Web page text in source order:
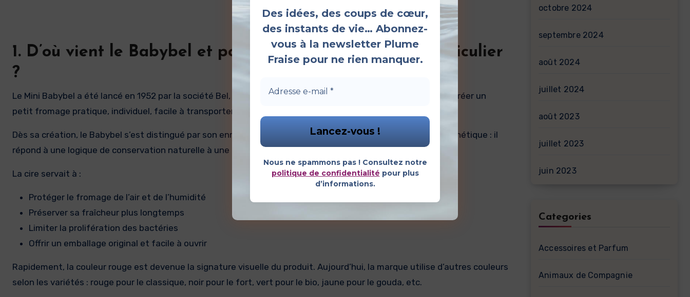
1. D’où vient le Babybel et pourquoi cet emballage si particulier
?
Le Mini Babybel a été lancé en 1952 par la société Bel, déjà connue pour La Vache qui rit. L’idée était simple : créer un
petit fromage pratique, individuel, facile à transporter et à conserver sans perdre en goût ni en texture.
Dès sa création, le Babybel s’est distingué par son enrobage en cire colorée. Ce choix n’est pas purement esthétique : il
répond à une logique de conservation naturelle à une époque où les emballages plastiques étaient rares.
La cire servait à :
Protéger le fromage de l’air et de l’humidité
Préserver sa fraîcheur plus longtemps
Limiter la prolifération des bactéries
Offrir un emballage original et facile à ouvrir
Rapidement, la couleur rouge est devenue la signature visuelle du produit. Aujourd’hui, la marque utilise d’autres couleurs
selon les variétés : rouge pour le classique, noir pour le fort, vert pour le bio, jaune pour le gouda, etc.
Des idées, des coups de cœur,
des instants de vie… Abonnez-
vous à la newsletter Plume
Fraise pour ne rien manquer.
Nous ne spammons pas ! Consultez notre
politique de confidentialité pour plus
d’informations.
octobre 2024
septembre 2024
août 2024
juillet 2024
août 2023
juillet 2023
juin 2023
Categories
Accessoires et Parfum
Animaux de Compagnie